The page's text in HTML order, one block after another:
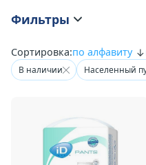
Фильтры
Сортировка:по алфавиту
В наличии Населенный